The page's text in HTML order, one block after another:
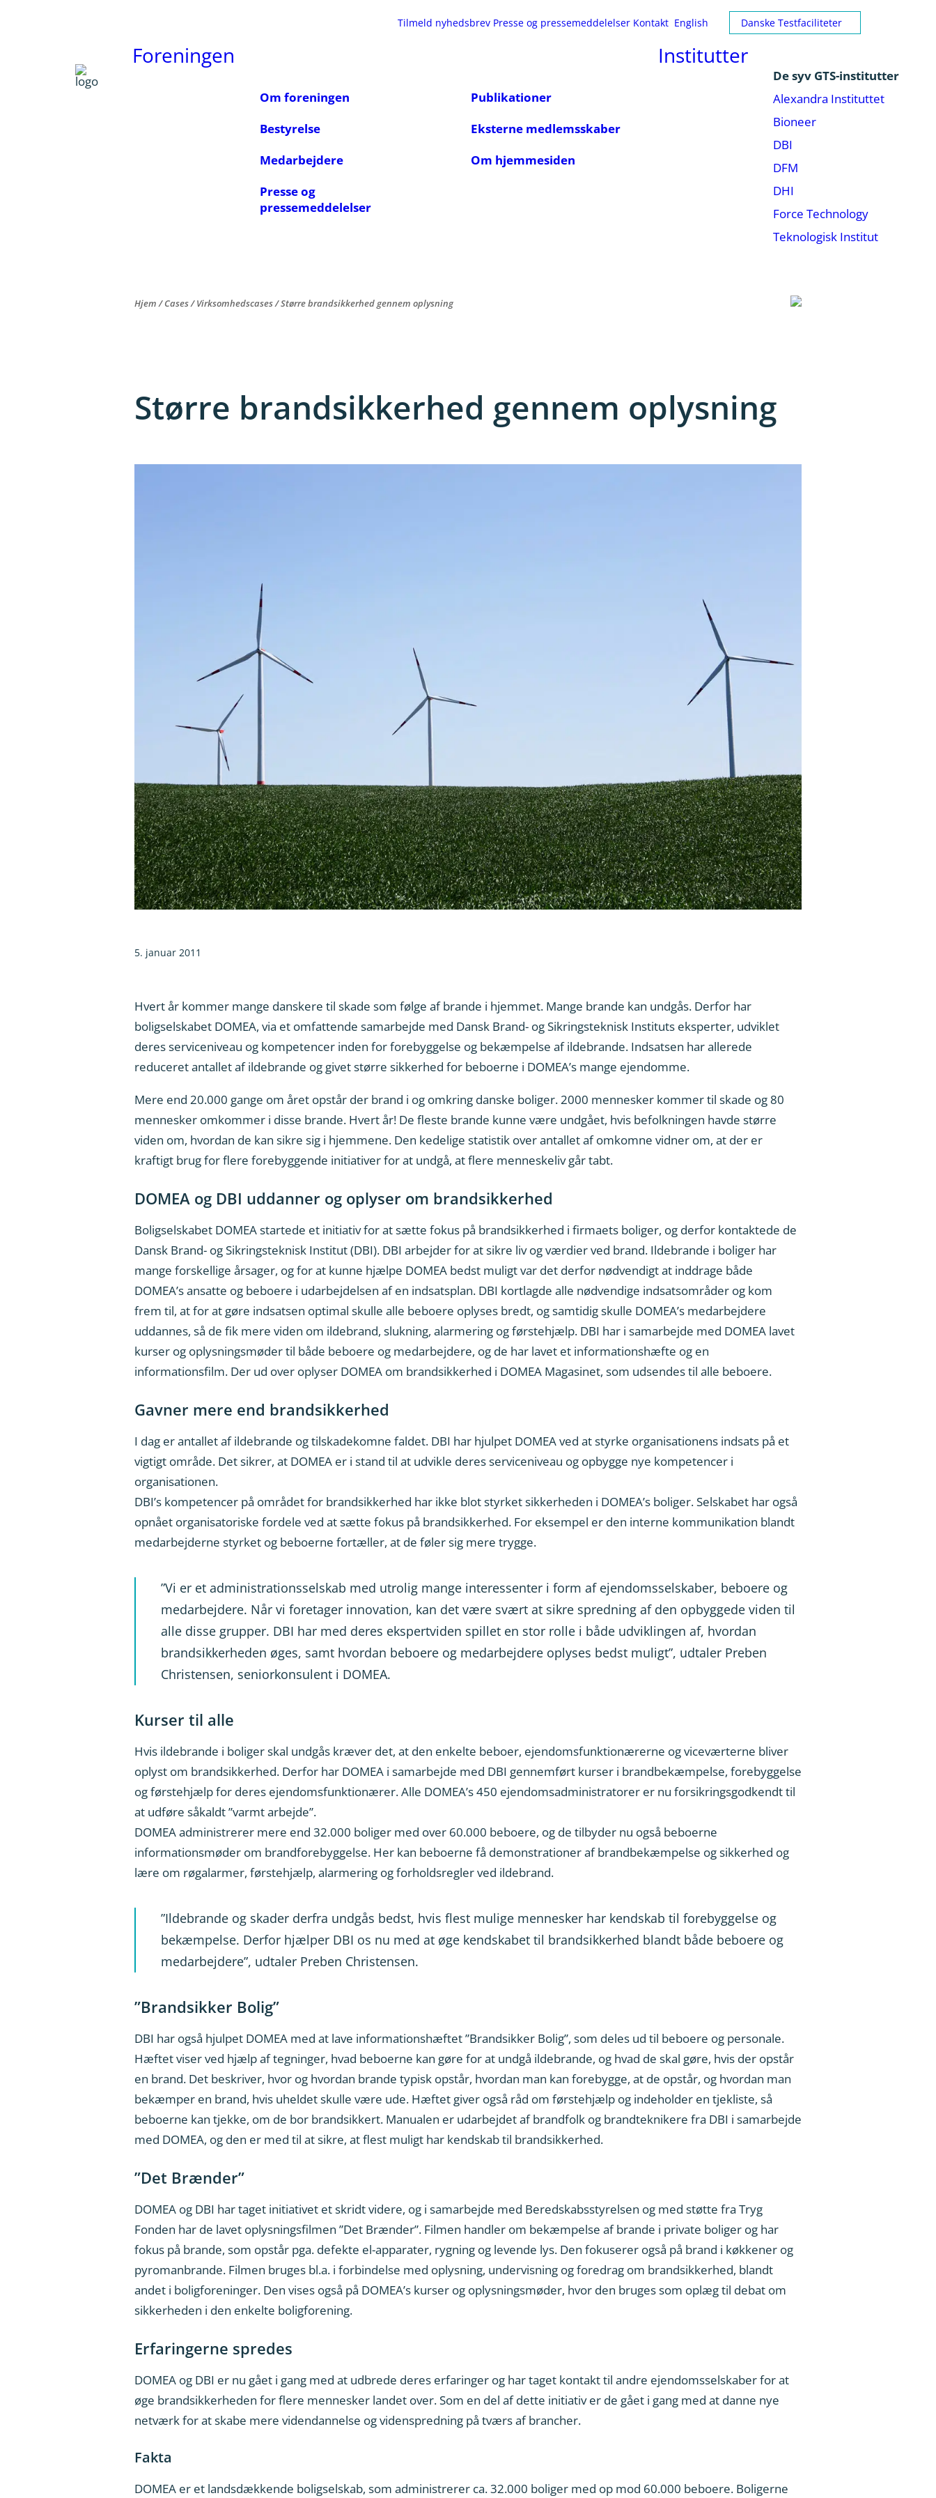
Tilmeld nyhedsbrev Presse og pressemeddelelser Kontakt English Danske Testfaciliteter
Foreningen
Om foreningen
Bestyrelse
Medarbejdere
Presse og
pressemeddelelser
Publikationer
Eksterne medlemsskaber
Om hjemmesiden
Institutter
De syv GTS-institutter
Alexandra Instituttet
Bioneer
DBI
DFM
DHI
Force Technology
Teknologisk Institut
Hjem/Cases/Virksomhedscases/Større brandsikkerhed gennem oplysning
Større brandsikkerhed gennem oplysning
5. januar 2011
Hvert år kommer mange danskere til skade som følge af brande i hjemmet. Mange brande kan undgås. Derfor har
boligselskabet DOMEA, via et omfattende samarbejde med Dansk Brand- og Sikringsteknisk Instituts eksperter, udviklet
deres serviceniveau og kompetencer inden for forebyggelse og bekæmpelse af ildebrande. Indsatsen har allerede
reduceret antallet af ildebrande og givet større sikkerhed for beboerne i DOMEA’s mange ejendomme.
Mere end 20.000 gange om året opstår der brand i og omkring danske boliger. 2000 mennesker kommer til skade og 80
mennesker omkommer i disse brande. Hvert år! De fleste brande kunne være undgået, hvis befolkningen havde større
viden om, hvordan de kan sikre sig i hjemmene. Den kedelige statistik over antallet af omkomne vidner om, at der er
kraftigt brug for flere forebyggende initiativer for at undgå, at flere menneskeliv går tabt.
DOMEA og DBI uddanner og oplyser om brandsikkerhed
Boligselskabet DOMEA startede et initiativ for at sætte fokus på brandsikkerhed i firmaets boliger, og derfor kontaktede de
Dansk Brand- og Sikringsteknisk Institut (DBI). DBI arbejder for at sikre liv og værdier ved brand. Ildebrande i boliger har
mange forskellige årsager, og for at kunne hjælpe DOMEA bedst muligt var det derfor nødvendigt at inddrage både
DOMEA’s ansatte og beboere i udarbejdelsen af en indsatsplan. DBI kortlagde alle nødvendige indsatsområder og kom
frem til, at for at gøre indsatsen optimal skulle alle beboere oplyses bredt, og samtidig skulle DOMEA’s medarbejdere
uddannes, så de fik mere viden om ildebrand, slukning, alarmering og førstehjælp. DBI har i samarbejde med DOMEA lavet
kurser og oplysningsmøder til både beboere og medarbejdere, og de har lavet et informationshæfte og en
informationsfilm. Der ud over oplyser DOMEA om brandsikkerhed i DOMEA Magasinet, som udsendes til alle beboere.
Gavner mere end brandsikkerhed
I dag er antallet af ildebrande og tilskadekomne faldet. DBI har hjulpet DOMEA ved at styrke organisationens indsats på et
vigtigt område. Det sikrer, at DOMEA er i stand til at udvikle deres serviceniveau og opbygge nye kompetencer i
organisationen.
DBI’s kompetencer på området for brandsikkerhed har ikke blot styrket sikkerheden i DOMEA’s boliger. Selskabet har også
opnået organisatoriske fordele ved at sætte fokus på brandsikkerhed. For eksempel er den interne kommunikation blandt
medarbejderne styrket og beboerne fortæller, at de føler sig mere trygge.
”Vi er et administrationsselskab med utrolig mange interessenter i form af ejendomsselskaber, beboere og
medarbejdere. Når vi foretager innovation, kan det være svært at sikre spredning af den opbyggede viden til
alle disse grupper. DBI har med deres ekspertviden spillet en stor rolle i både udviklingen af, hvordan
brandsikkerheden øges, samt hvordan beboere og medarbejdere oplyses bedst muligt”, udtaler Preben
Christensen, seniorkonsulent i DOMEA.
Kurser til alle
Hvis ildebrande i boliger skal undgås kræver det, at den enkelte beboer, ejendomsfunktionærerne og viceværterne bliver
oplyst om brandsikkerhed. Derfor har DOMEA i samarbejde med DBI gennemført kurser i brandbekæmpelse, forebyggelse
og førstehjælp for deres ejendomsfunktionærer. Alle DOMEA’s 450 ejendomsadministratorer er nu forsikringsgodkendt til
at udføre såkaldt ”varmt arbejde”.
DOMEA administrerer mere end 32.000 boliger med over 60.000 beboere, og de tilbyder nu også beboerne
informationsmøder om brandforebyggelse. Her kan beboerne få demonstrationer af brandbekæmpelse og sikkerhed og
lære om røgalarmer, førstehjælp, alarmering og forholdsregler ved ildebrand.
”Ildebrande og skader derfra undgås bedst, hvis flest mulige mennesker har kendskab til forebyggelse og
bekæmpelse. Derfor hjælper DBI os nu med at øge kendskabet til brandsikkerhed blandt både beboere og
medarbejdere”, udtaler Preben Christensen.
”Brandsikker Bolig”
DBI har også hjulpet DOMEA med at lave informationshæftet ”Brandsikker Bolig”, som deles ud til beboere og personale.
Hæftet viser ved hjælp af tegninger, hvad beboerne kan gøre for at undgå ildebrande, og hvad de skal gøre, hvis der opstår
en brand. Det beskriver, hvor og hvordan brande typisk opstår, hvordan man kan forebygge, at de opstår, og hvordan man
bekæmper en brand, hvis uheldet skulle være ude. Hæftet giver også råd om førstehjælp og indeholder en tjekliste, så
beboerne kan tjekke, om de bor brandsikkert. Manualen er udarbejdet af brandfolk og brandteknikere fra DBI i samarbejde
med DOMEA, og den er med til at sikre, at flest muligt har kendskab til brandsikkerhed.
”Det Brænder”
DOMEA og DBI har taget initiativet et skridt videre, og i samarbejde med Beredskabsstyrelsen og med støtte fra Tryg
Fonden har de lavet oplysningsfilmen ”Det Brænder”. Filmen handler om bekæmpelse af brande i private boliger og har
fokus på brande, som opstår pga. defekte el-apparater, rygning og levende lys. Den fokuserer også på brand i køkkener og
pyromanbrande. Filmen bruges bl.a. i forbindelse med oplysning, undervisning og foredrag om brandsikkerhed, blandt
andet i boligforeninger. Den vises også på DOMEA’s kurser og oplysningsmøder, hvor den bruges som oplæg til debat om
sikkerheden i den enkelte boligforening.
Erfaringerne spredes
DOMEA og DBI er nu gået i gang med at udbrede deres erfaringer og har taget kontakt til andre ejendomsselskaber for at
øge brandsikkerheden for flere mennesker landet over. Som en del af dette initiativ er de gået i gang med at danne nye
netværk for at skabe mere videndannelse og videnspredning på tværs af brancher.
Fakta
DOMEA er et landsdækkende boligselskab, som administrerer ca. 32.000 boliger med op mod 60.000 beboere. Boligerne